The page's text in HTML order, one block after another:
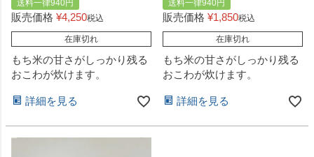
送料一律940円
販売価格 ¥4,250税込
在庫切れ
もち米の甘さがしっかり残る
おこわが炊けます。
詳細を見る
送料一律940円
販売価格 ¥1,850税込
在庫切れ
もち米の甘さがしっかり残る
おこわが炊けます。
詳細を見る